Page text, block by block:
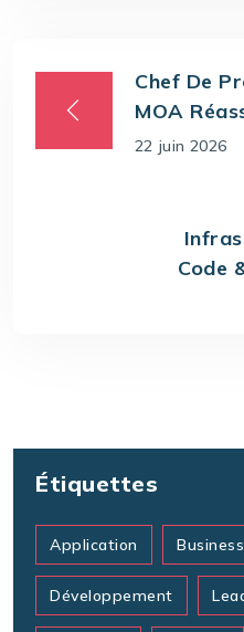
Chef De
MOA
22 juin 2026
Code
Étiquettes
Application
Développement